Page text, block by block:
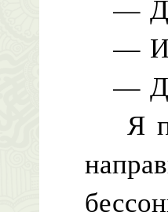
— Да
—
— До
Я